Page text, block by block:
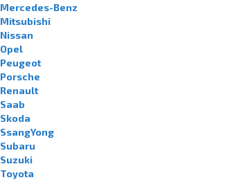
Mercedes-Benz
Mitsubishi
Nissan
Opel
Peugeot
Porsche
Renault
Saab
Skoda
SsangYong
Subaru
Suzuki
Toyota